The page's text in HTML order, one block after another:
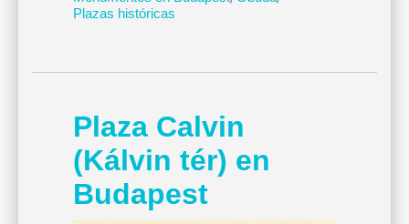
Plazas históricas
Plaza Calvin
(Kálvin tér) en
Budapest